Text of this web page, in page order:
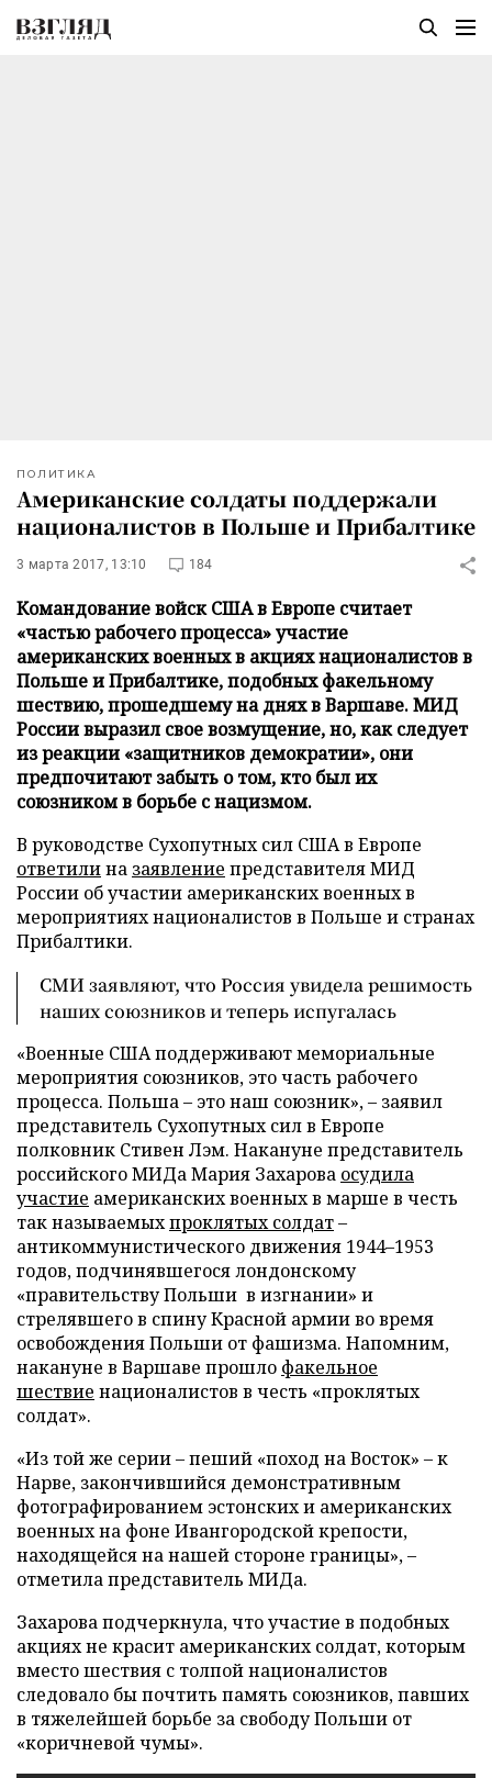
ПОЛИТИКА
Американские солдаты поддержали
националистов в Польше и Прибалтике
3 марта 2017, 13:10 184
Командование войск США в Европе считает
«частью рабочего процесса» участие
американских военных в акциях националистов в
Польше и Прибалтике, подобных факельному
шествию, прошедшему на днях в Варшаве. МИД
России выразил свое возмущение, но, как следует
из реакции «защитников демократии», они
предпочитают забыть о том, кто был их
союзником в борьбе с нацизмом.
В руководстве Сухопутных сил США в Европе
ответилина заявление представителя МИД
России об участии американских военных в
мероприятиях националистов в Польше и странах
Прибалтики.
СМИ заявляют, что Россия увидела решимость
наших союзников и теперь испугалась
«Военные США поддерживают мемориальные
мероприятия союзников, это часть рабочего
процесса. Польша – это наш союзник», – заявил
представитель Сухопутных сил в Европе
полковник Стивен Лэм. Накануне представитель
российского МИДа Мария Захарова осудила
участие американских военных в марше в честь
так называемыхпроклятых солдат–
антикоммунистического движения 1944–1953
годов, подчинявшегося лондонскому
«правительству Польши в изгнании» и
стрелявшего в спину Красной армии во время
освобождения Польши от фашизма. Напомним,
накануне в Варшаве прошло факельное
шествие националистов в честь «проклятых
солдат».
«Из той же серии – пеший «поход на Восток» – к
Нарве, закончившийся демонстративным
фотографированием эстонских и американских
военных на фоне Ивангородской крепости,
находящейся на нашей стороне границы», –
отметила представитель МИДа.
Захарова подчеркнула, что участие в подобных
акциях не красит американских солдат, которым
вместо шествия с толпой националистов
следовало бы почтить память союзников, павших
в тяжелейшей борьбе за свободу Польши от
«коричневой чумы».